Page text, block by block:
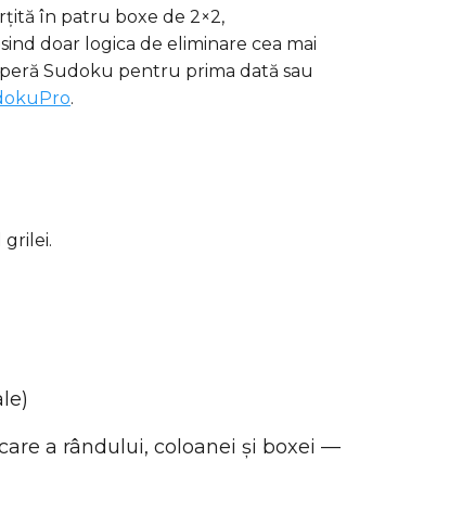
în patru boxe de 2×2,
doar logica de eliminare cea mai
Sudoku pentru prima dată sau
.
a rândului, coloanei și boxei —